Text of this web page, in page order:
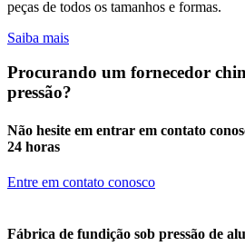
peças de todos os tamanhos e formas.
Saiba mais
Procurando um fornecedor
pressão?
Não hesite em entrar em contato
24 horas
Entre em contato conosco
Fábrica de fundição sob pressão de